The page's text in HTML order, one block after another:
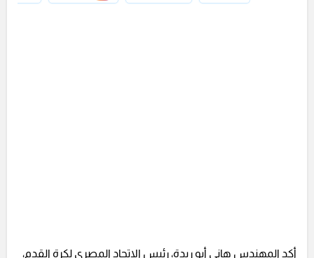
أكد المهندس هاني أبو ريدة، رئيس الاتحاد المصري لكرة القدم،